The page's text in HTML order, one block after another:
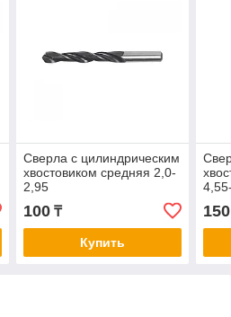
Сверла с цилиндрическим
хвостовиком средняя 2,0-
2,95
100₸
Купить
150